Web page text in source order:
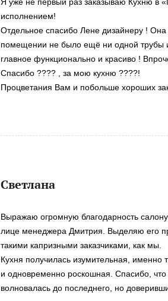
исполнением!
Отдельное спасибо Лене дизайнеру ! Она
помещении не было ещё ни одной трубы
главное функционально и красиво !
Спасибо ???? , за мою кухню ????!
Процветания Вам и побольше хороших
Светлана
Выражаю огромную благодарность
лице менеджера Дмитрия. Выделяю его
такими капризными заказчиками, как мы.
Кухня получилась изумительная, именно
и одновременно роскошная. Спасибо,
волновалась до последнего, но